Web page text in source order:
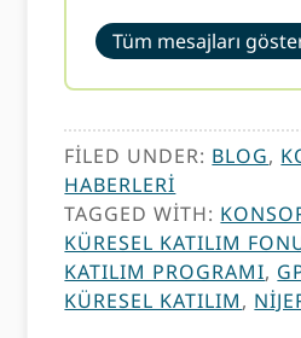
Tüm mesajları
FILED UNDER: BLOG,
HABERLERI
TAGGED WITH:
KÜRESEL KATILIM
KATILIM PROGRAMI,
KÜRESEL KATILIM,